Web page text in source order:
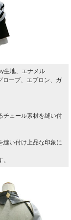
生地、エナメル
ローブ、エプロン、ガ
チュール素材を縫い付
縫い付け上品な印象に